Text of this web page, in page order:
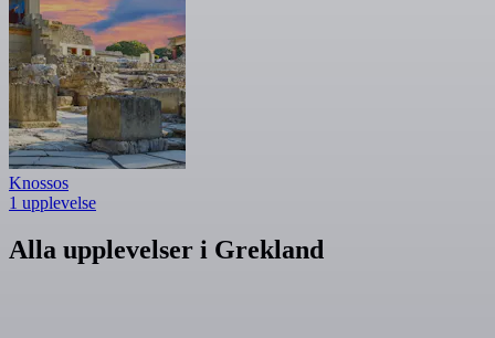
Knossos
1 upplevelse
Alla upplevelser i Grekland